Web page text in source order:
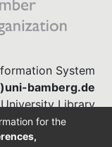
System
bamberg.de
University Library
863-1568
for the